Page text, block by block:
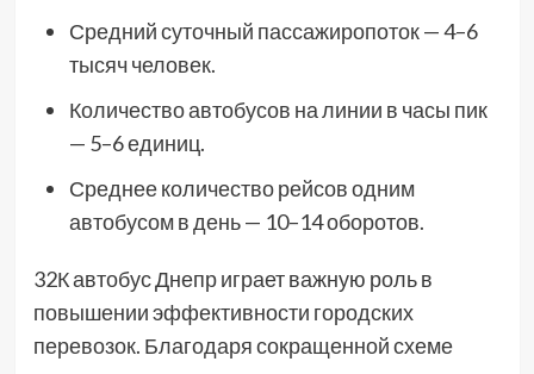
Средний суточный пассажиропоток — 4–6
тысяч человек.
Количество автобусов на линии в часы пик
— 5–6 единиц.
Среднее количество рейсов одним
автобусом в день — 10–14 оборотов.
32К автобус Днепр играет важную роль в
повышении эффективности городских
перевозок. Благодаря сокращенной схеме